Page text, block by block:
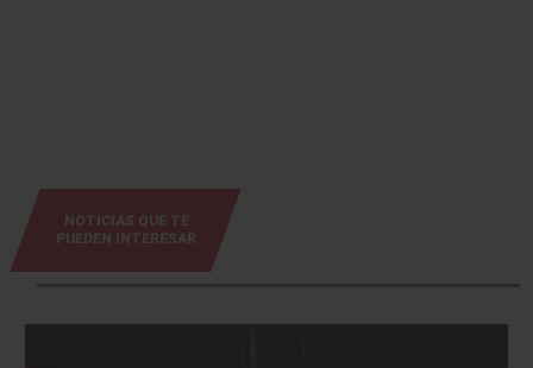
NOTICIAS QUE TE
PUEDEN INTERESAR